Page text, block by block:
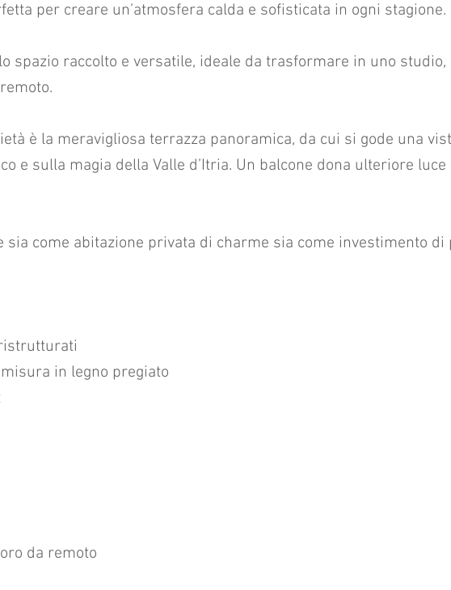
per creare un’atmosfera calda e sofisticata in ogni stagione.
spazio raccolto e versatile, ideale da trasformare in uno
è la meravigliosa terrazza panoramica, da cui si gode una
e sulla magia della Valle d’Itria. Un balcone dona ulteriore luce
sia come abitazione privata di charme sia come investimento
in legno pregiato
da remoto